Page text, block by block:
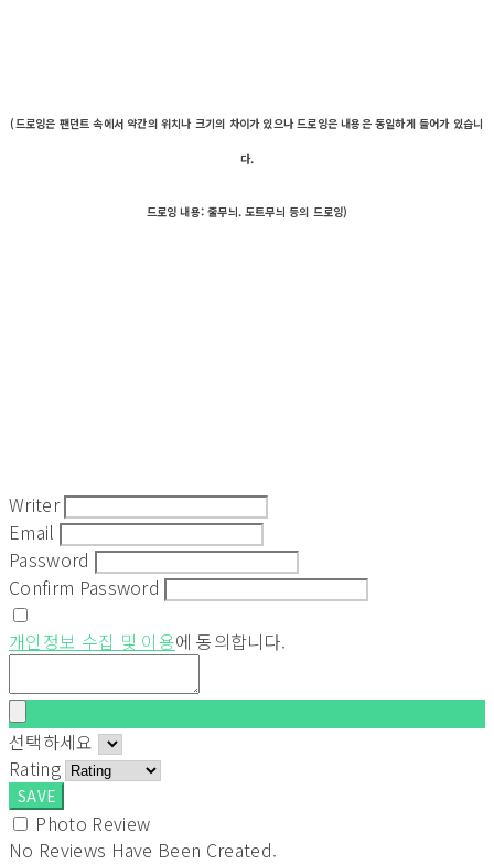
(드로잉은 팬던트 속에서 약간의 위치나 크기의 차이가 있으나 드로잉은 내용은 동일하게 들어가 있습니
다.
드로잉 내용: 줄무늬. 도트무늬 등의 드로잉)
Writer
Email
Password
Confirm Password
개인정보 수집 및 이용에 동의합니다.
선택하세요
Rating
SAVE
Photo Review
No Reviews Have Been Created.